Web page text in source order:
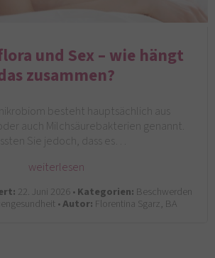
und Sex – wie hängt
zusammen?
besteht hauptsächlich aus
auch Milchsäurebakterien genannt.
Sie jedoch, dass es…
weiterlesen
22. Juni 2026 •Kategorien: Beschwerden
•Autor: Florentina Sgarz, BA